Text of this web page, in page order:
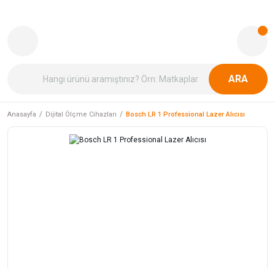
ARA
Anasayfa Dijital Ölçme Cihazları Bosch LR 1 Professional Lazer Alıcısı